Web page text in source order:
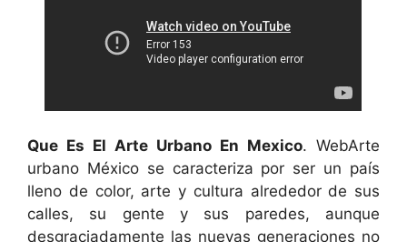
Que Es El Arte Urbano En Mexico. WebArte
urbano México se caracteriza por ser un país
lleno de color, arte y cultura alrededor de sus
calles, su gente y sus paredes, aunque
desgraciadamente las nuevas generaciones no